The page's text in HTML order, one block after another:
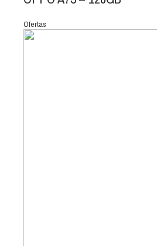
Ofertas